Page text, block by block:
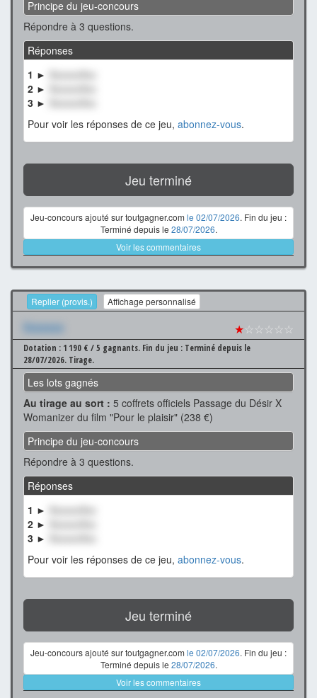
Principe du jeu-concours
Répondre à 3 questions.
Réponses
1 ►
2 ►
3 ►
Pour voir les réponses de ce jeu, abonnez-vous.
Jeu terminé
Jeu-concours ajouté sur toutgagner.com le 02/07/2026. Fin du jeu :
Terminé depuis le 28/07/2026.
Voir les commentaires
Replier (provis.) Affichage personnalisé
Xxxxxxx ★☆☆☆☆☆
Dotation : 1 190 € / 5 gagnants. Fin du jeu : Terminé depuis le
28/07/2026. Tirage.
Les lots gagnés
Au tirage au sort : 5 coffrets officiels Passage du Désir X
Womanizer du film "Pour le plaisir" (238 €)
Principe du jeu-concours
Répondre à 3 questions.
Réponses
1 ►
XxxxxxXxx
2 ►
3 ►
Pour voir les réponses de ce jeu, abonnez-vous.
Jeu terminé
Jeu-concours ajouté sur toutgagner.com le 02/07/2026. Fin du jeu :
Terminé depuis le 28/07/2026.
Voir les commentaires